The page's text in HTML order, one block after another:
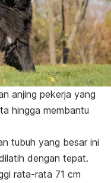
anjing pekerja yang
hingga membantu
tubuh yang besar ini
dengan tepat.
rata-rata 71 cm